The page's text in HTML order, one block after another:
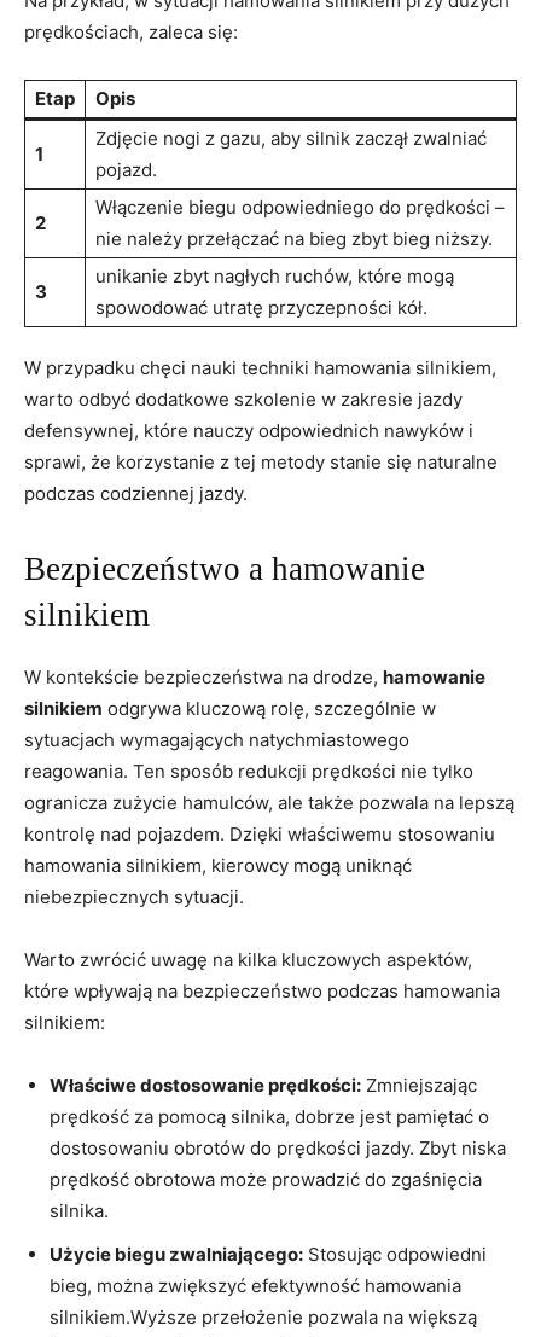
prędkościach, zaleca się:
Etap Opis
1
Zdjęcie nogi z gazu, aby silnik zaczął zwalniać
pojazd.
2
Włączenie biegu odpowiedniego do prędkości –
nie należy przełączać na bieg zbyt bieg niższy.
3
unikanie zbyt nagłych ruchów, które mogą
spowodować utratę przyczepności kół.
W przypadku chęci nauki techniki hamowania silnikiem,
warto odbyć dodatkowe szkolenie w zakresie jazdy
defensywnej, które nauczy odpowiednich nawyków i
sprawi, że korzystanie z tej metody stanie się naturalne
podczas codziennej jazdy.
Bezpieczeństwo a hamowanie
silnikiem
W kontekście bezpieczeństwa na drodze, hamowanie
silnikiem odgrywa kluczową rolę, szczególnie w
sytuacjach wymagających natychmiastowego
reagowania. Ten sposób redukcji prędkości nie tylko
ogranicza zużycie hamulców, ale także pozwala na lepszą
kontrolę nad pojazdem. Dzięki właściwemu stosowaniu
hamowania silnikiem, kierowcy mogą uniknąć
niebezpiecznych sytuacji.
Warto zwrócić uwagę na kilka kluczowych aspektów,
które wpływają na bezpieczeństwo podczas hamowania
silnikiem:
Właściwe dostosowanie prędkości: Zmniejszając
prędkość za pomocą silnika, dobrze jest pamiętać o
dostosowaniu obrotów do prędkości jazdy. Zbyt niska
prędkość obrotowa może prowadzić do zgaśnięcia
silnika.
Użycie biegu zwalniającego: Stosując odpowiedni
bieg, można zwiększyć efektywność hamowania
silnikiem.Wyższe przełożenie pozwala na większą